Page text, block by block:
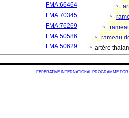
FMA:66464
FMA:70345
FMA:76269
FMA:50586
rameau
FMA:50629
artère
FEDERATIVE INTERNATIONAL PROGRAMME